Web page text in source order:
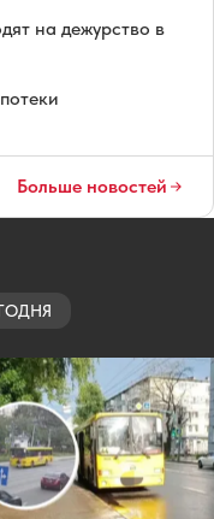
на дежурство в
Больше новостей